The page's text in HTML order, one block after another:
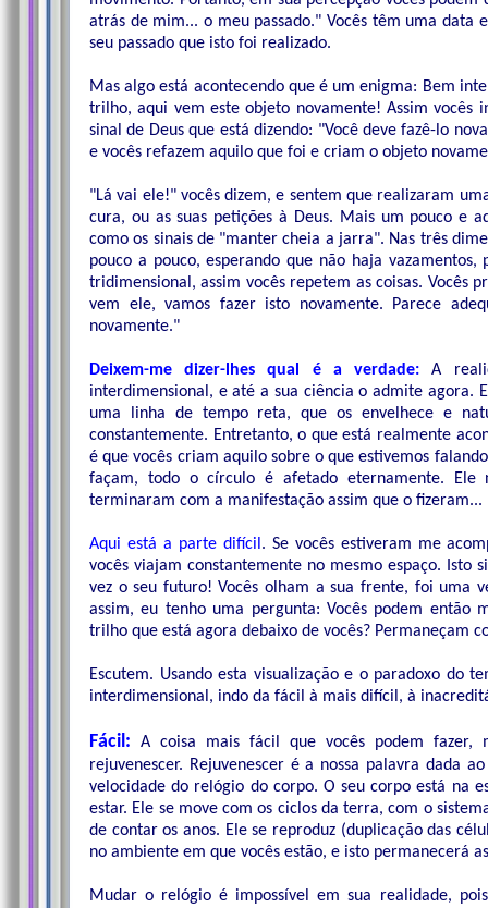
atrás de mim... o meu passado." Vocês têm uma data
seu passado que isto foi realizado.
Mas algo está acontecendo que é um enigma: Bem
trilho, aqui vem este objeto novamente! Assim
sinal de Deus que está dizendo: "Você deve fazê-lo
e vocês refazem aquilo que foi e criam o objeto
"Lá vai ele!" vocês dizem, e sentem que realizaram
cura, ou as suas petições à Deus. Mais um pouco e
como os sinais de "manter cheia a jarra". Nas três
pouco a pouco, esperando que não haja
tridimensional, assim vocês repetem as coisas. Vocês
vem ele, vamos fazer isto novamente. Parece
novamente."
Deixem-me dizer-lhes qual é a verdade: A
interdimensional, e até a sua ciência o admite agora.
uma linha de tempo reta, que os envelhece e
constantemente. Entretanto, o que está realmente
é que vocês criam aquilo sobre o que estivemos
façam, todo o círculo é afetado eternamente. Ele
terminaram com a manifestação assim que o fizeram...
Aqui está a parte difícil . Se vocês estiveram me
vocês viajam constantemente no mesmo espaço. Isto
vez o seu futuro! Vocês olham a sua frente, foi uma
assim, eu tenho uma pergunta: Vocês podem então
trilho que está agora debaixo de vocês? Permaneçam
Escutem. Usando esta visualização e o paradoxo do
interdimensional, indo da fácil à mais difícil, à
Fácil: A coisa mais fácil que vocês podem fazer,
rejuvenescer. Rejuvenescer é a nossa palavra dada
velocidade do relógio do corpo. O seu corpo está na
estar. Ele se move com os ciclos da terra, com o
de contar os anos. Ele se reproduz (duplicação das
no ambiente em que vocês estão, e isto permanecerá
Mudar o relógio é impossível em sua realidade,